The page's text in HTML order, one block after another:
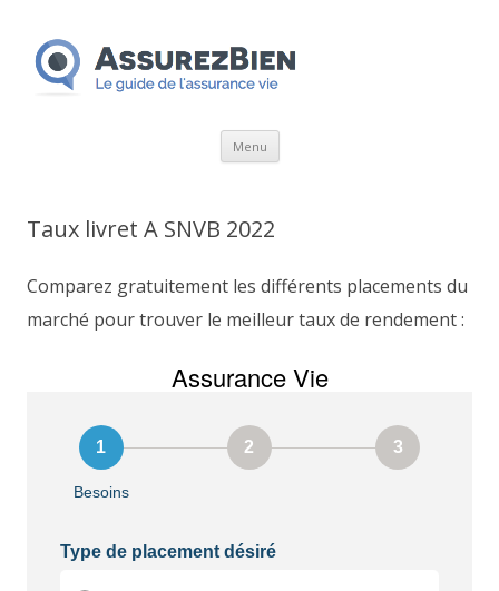
Menu Aller
Taux livret A SNVB 2022
Comparez gratuitement les différents placements du
marché pour trouver le meilleur taux de rendement :